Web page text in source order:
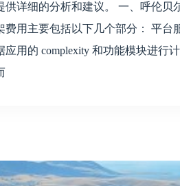
供详细的分析和建议。 一、呼伦贝
费用主要包括以下几个部分： 平台
应用的 complexity 和功能模块进行